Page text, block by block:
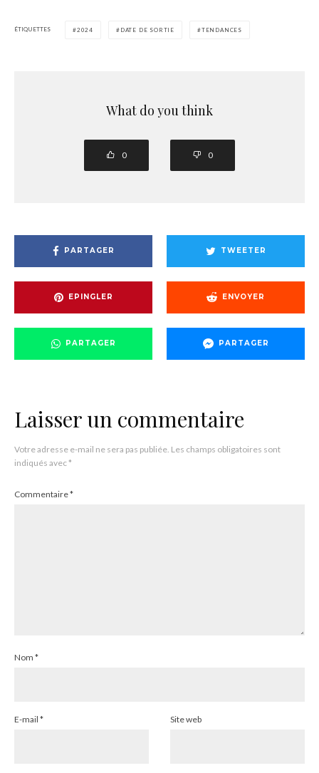
ÉTIQUETTES 2024 DATE DE SORTIE TENDANCES
What do you think
0 0
PARTAGER TWEETER
EPINGLER ENVOYER
PARTAGER PARTAGER
Laisser un commentaire
Votre adresse e-mail ne sera pas publiée. Les champs obligatoires sont
indiqués avec*
Commentaire*
Nom *
E-mail * Site web